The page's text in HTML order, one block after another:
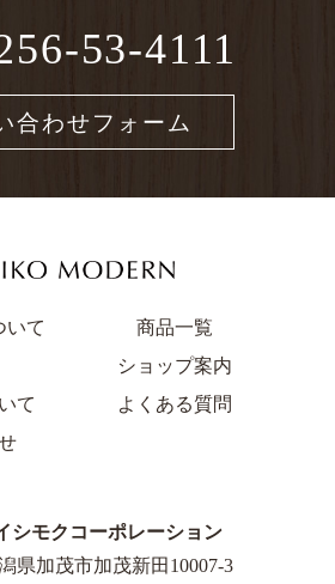
53-4111
合わせフォーム
いて
商品一覧
ショップ案内
て
よくある質問
シモクコーポレーション
県加茂市加茂新田10007-3